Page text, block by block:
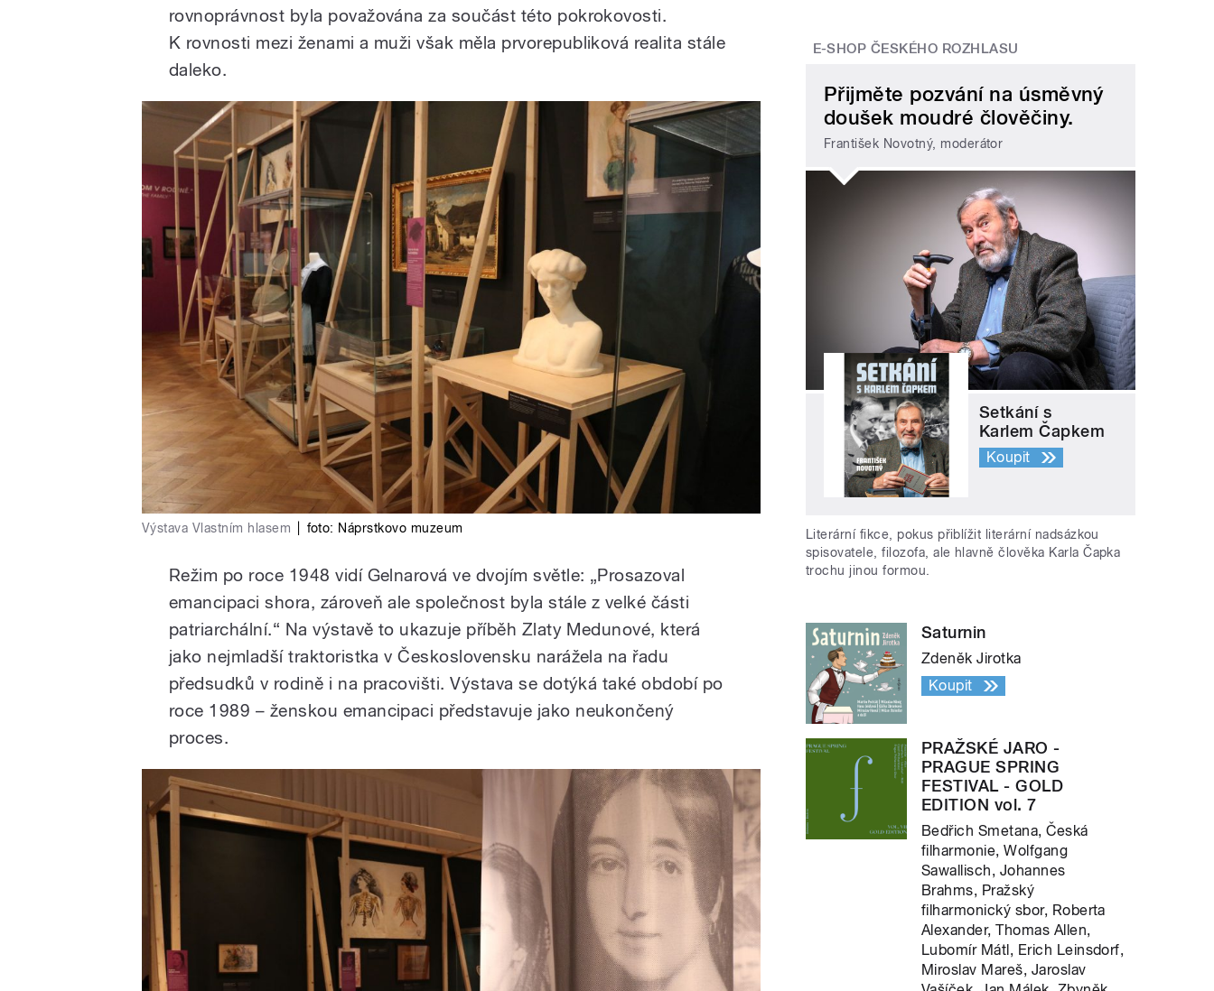
rovnoprávnost byla považována za součást této pokrokovosti.
K rovnosti mezi ženami a muži však měla prvorepubliková realita stále
daleko.
Výstava Vlastním hlasem foto: Náprstkovo muzeum
Režim po roce 1948 vidí Gelnarová ve dvojím světle: „Prosazoval
emancipaci shora, zároveň ale společnost byla stále z velké části
patriarchální.“ Na výstavě to ukazuje příběh Zlaty Medunové, která
jako nejmladší traktoristka v Československu narážela na řadu
předsudků v rodině i na pracovišti. Výstava se dotýká také období po
roce 1989 – ženskou emancipaci představuje jako neukončený
proces.
E-SHOP ČESKÉHO ROZHLASU
Přijměte pozvání na úsměvný
doušek moudré člověčiny.
František Novotný, moderátor
Setkání s
Karlem Čapkem
Koupit
Literární fikce, pokus přiblížit literární nadsázkou
spisovatele, filozofa, ale hlavně člověka Karla Čapka
trochu jinou formou.
Saturnin
Zdeněk Jirotka
Koupit
PRAŽSKÉ JARO -
PRAGUE SPRING
FESTIVAL - GOLD
EDITION vol. 7
Bedřich Smetana, Česká
filharmonie, Wolfgang
Sawallisch, Johannes
Brahms, Pražský
filharmonický sbor, Roberta
Alexander, Thomas Allen,
Lubomír Mátl, Erich Leinsdorf,
Miroslav Mareš, Jaroslav